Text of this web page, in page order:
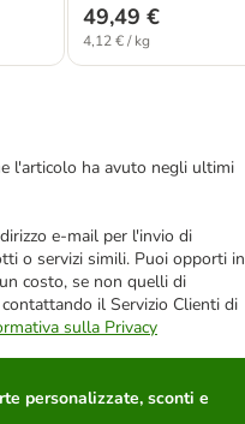
49,49 €
4,12 € / kg
l'articolo ha avuto negli ultimi
e-mail per l'invio di
o servizi simili. Puoi opporti in
costo, se non quelli di
il Servizio Clienti di
sulla Privacy
personalizzate, sconti e